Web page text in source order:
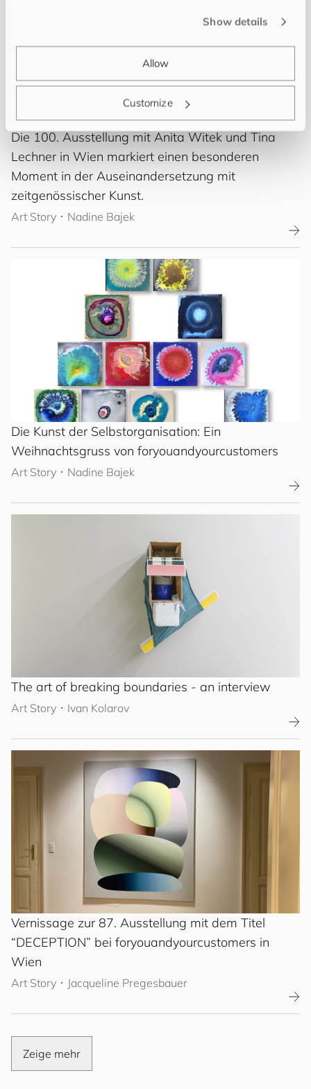
Show details
Allow
Customize
Die 100. Ausstellung mit Anita Witek und Tina
Lechner in Wien markiert einen besonderen
Moment in der Auseinandersetzung mit
zeitgenössischer Kunst.
Art Story ･ Nadine Bajek
Die Kunst der Selbstorganisation: Ein
Weihnachtsgruss von foryouandyourcustomers
Art Story ･ Nadine Bajek
The art of breaking boundaries - an interview
Art Story ･ Ivan Kolarov
Vernissage zur 87. Ausstellung mit dem Titel
“DECEPTION” bei foryouandyourcustomers in
Wien
Art Story ･ Jacqueline Pregesbauer
Zeige mehr